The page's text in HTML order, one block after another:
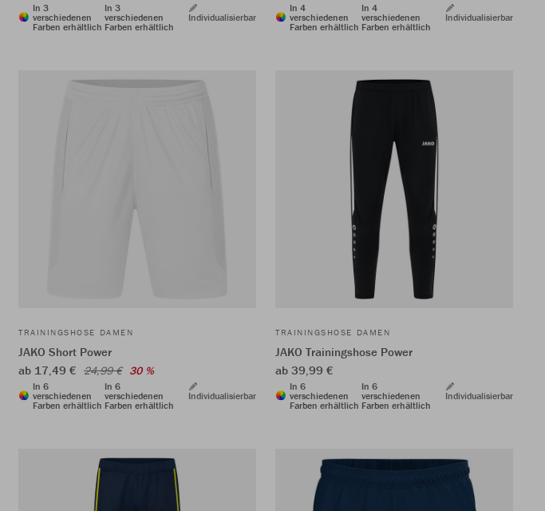
In 3
verschiedenen
Farben erhältlich
In 3
verschiedenen
Farben erhältlich
Individualisierbar
In 4
verschiedenen
Farben erhältlich
In 4
verschiedenen
Farben erhältlich
Individualisierbar
TRAININGSHOSE DAMEN
JAKO Short Power
ab 17,49 € 24,99 € 30 %
In 6
verschiedenen
Farben erhältlich
In 6
verschiedenen
Farben erhältlich
Individualisierbar
TRAININGSHOSE DAMEN
JAKO Trainingshose Power
ab 39,99 €
In 6
verschiedenen
Farben erhältlich
In 6
verschiedenen
Farben erhältlich
Individualisierbar